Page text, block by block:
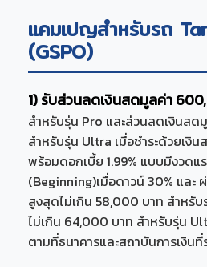
แคมเปญสำหรับรถ
(GSPO)
1) รับส่วนลดเงินสดมูลค่า
สำหรับรุ่น Pro และส่วนลดเงินส
สำหรับรุ่น Ultra เมื่อชำระด้วยเงิ
พร้อมดอกเบี้ย 1.99% แบบมีงวดแ
(Beginning)เมื่อดาวน์ 30% และ
สูงสุดไม่เกิน 58,000 บาท สำหรั
ไม่เกิน 64,000 บาท สำหรับรุ่น
ตามที่ธนาคารและสถาบันการเงิน